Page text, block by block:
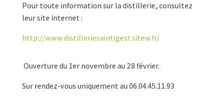
Pour toute information sur la distillerie, consultez
leur site internet :
http://www.distilleriesaintigest.sitew.fr/
Ouverture du 1er novembre au 28 février.
Sur rendez-vous uniquement au 06.04.45.11.93